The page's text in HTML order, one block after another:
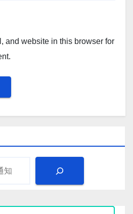
and website in this browser for